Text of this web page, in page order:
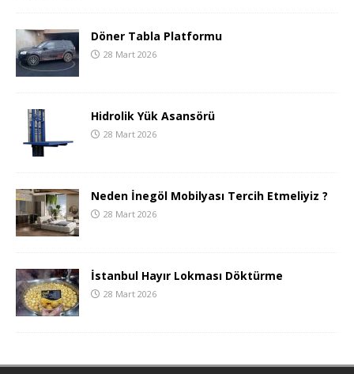
Döner Tabla Platformu
28 Mart 2026
Hidrolik Yük Asansörü
28 Mart 2026
Neden İnegöl Mobilyası Tercih Etmeliyiz ?
28 Mart 2026
İstanbul Hayır Lokması Döktürme
28 Mart 2026